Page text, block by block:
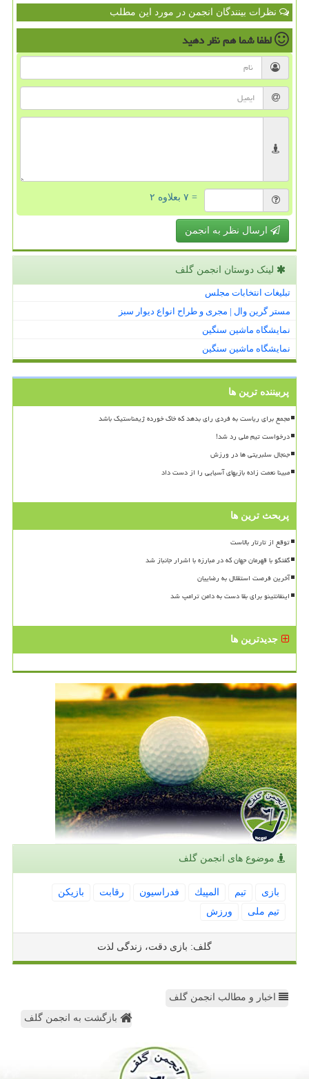
نظرات بینندگان انجمن در مورد این مطلب
لطفا شما همنظر دهید
= ۷ بعلاوه ۲
ارسال نظر به انجمن
لینک دوستان انجمن گلف
تبلیغات انتخابات مجلس
مستر گرین وال | مجری و طراح انواع دیوار سبز
نمایشگاه ماشین سنگین
نمایشگاه ماشین سنگین
پربیننده ترین ها
مجمع برای ریاست به فردی رای بدهد که خاک خورده ژیمناستیک باشد
درخواست تیم ملی رد شد!
جنجال سلبریتی ها در ورزش
مبینا نعمت زاده بازیهای آسیایی را از دست داد
پربحث ترین ها
توقع از تارتار بالاست
گفتگو با قهرمان جهان که در مبارزه با اشرار جانباز شد
آخرین فرصت استقلال به رضاییان
اینفانتینو برای بقا دست به دامن ترامپ شد
جدیدترین ها
موضوع های انجمن گلف
بازی تیم المپیك فدراسیون رقابت
بازیكن
تیم ملی
ورزش
گلف: بازی دقت، زندگی لذت
اخبار و مطالب انجمن گلف
بازگشت به انجمن گلف